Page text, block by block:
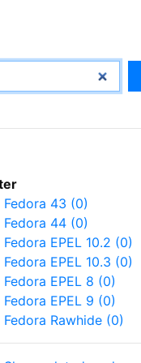
Fedora 43 (0)
Fedora 44 (0)
Fedora EPEL 10.2 (0)
Fedora EPEL 10.3 (0)
Fedora EPEL 8 (0)
Fedora EPEL 9 (0)
Fedora Rawhide (0)